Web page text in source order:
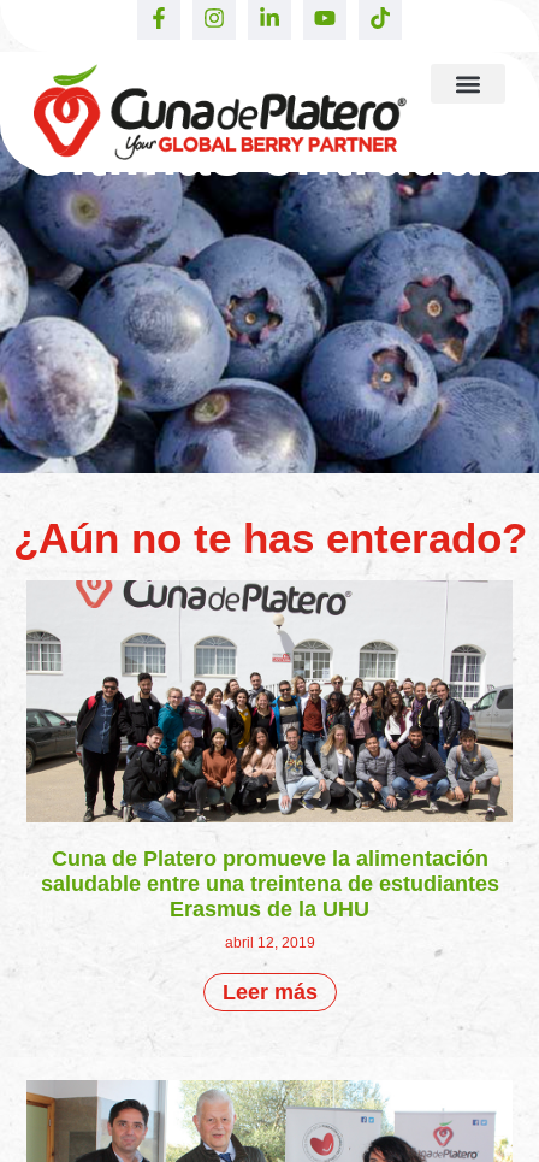
Últimas entradas
¿Aún no te has enterado?
Cuna de Platero promueve la alimentación
saludable entre una treintena de estudiantes
Erasmus de la UHU
abril 12, 2019
Leer más